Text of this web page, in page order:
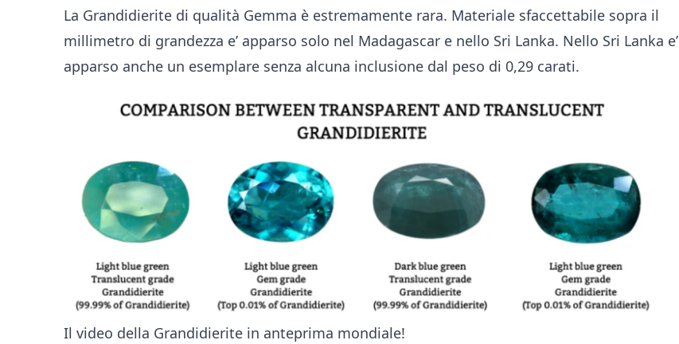
La Grandidierite di qualità Gemma è estremamente rara. Materiale sfaccettabile sopra il
millimetro di grandezza e’ apparso solo nel Madagascar e nello Sri Lanka. Nello Sri Lanka e’
apparso anche un esemplare senza alcuna inclusione dal peso di 0,29 carati.
Il video della Grandidierite in anteprima mondiale!